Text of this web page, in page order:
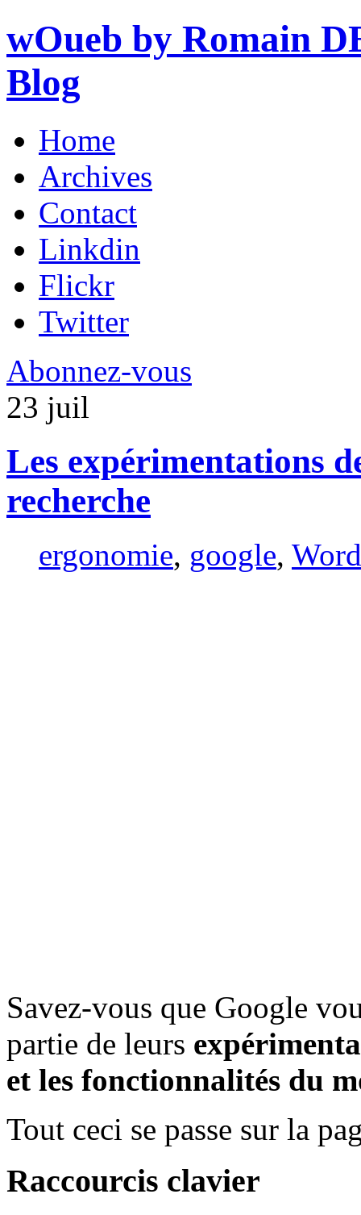
wOueb by Romain
Blog
Home
Archives
Contact
Linkdin
Flickr
Twitter
Abonnez-vous
23 juil
Les expérimentations
recherche
ergonomie, google,
Savez-vous que Google
partie de leurs
et les fonctionnalités du
Tout ceci se passe sur la
Raccourcis clavier